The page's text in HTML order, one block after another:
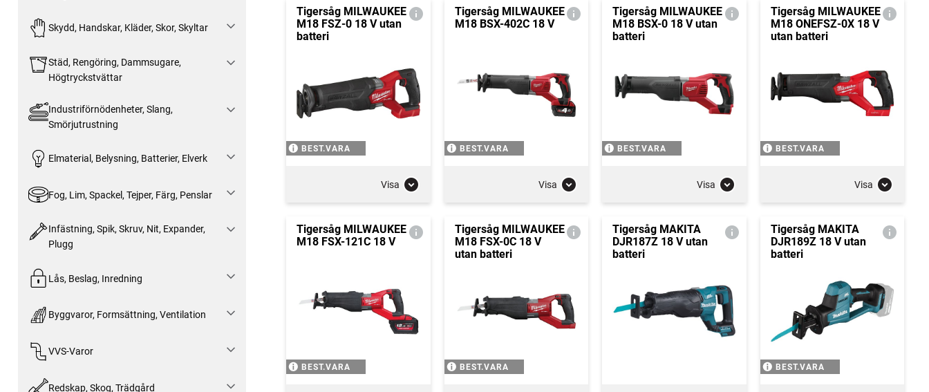
Skydd, Handskar, Kläder, Skor, Skyltar
Städ, Rengöring, Dammsugare,
Högtryckstvättar
Industriförnödenheter, Slang,
Smörjutrustning
Elmaterial, Belysning, Batterier, Elverk
Fog, Lim, Spackel, Tejper, Färg, Penslar
Infästning, Spik, Skruv, Nit, Expander,
Plugg
Lås, Beslag, Inredning
Byggvaror, Formsättning, Ventilation
VVS-Varor
Redskap, Skog, Trädgård
Tigersåg MILWAUKEE
M18 FSZ-0 18 V utan
batteri
BEST.VARA
Visa
Tigersåg MILWAUKEE
M18 BSX-402C 18 V
BEST.VARA
Visa
Tigersåg MILWAUKEE
M18 BSX-0 18 V utan
batteri
BEST.VARA
Visa
Tigersåg MILWAUKEE
M18 ONEFSZ-0X 18 V
utan batteri
BEST.VARA
Visa
Tigersåg MILWAUKEE
M18 FSX-121C 18 V
BEST.VARA
Tigersåg MILWAUKEE
M18 FSX-0C 18 V
utan batteri
BEST.VARA
Tigersåg MAKITA
DJR187Z 18 V utan
batteri
Tigersåg MAKITA
DJR189Z 18 V utan
batteri
BEST.VARA